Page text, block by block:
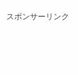
スポンサーリンク